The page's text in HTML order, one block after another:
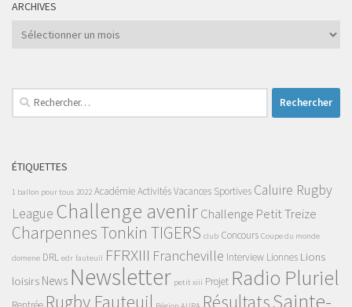
ARCHIVES
Archives
Rechercher :
ÉTIQUETTES
1 ballon pour tous 2022 AcadémieActivités Vacances Sportives Caluire Rugby
League Challenge avenirChallenge Petit Treize
Charpennes Tonkin TIGERS club Concours Coupe du monde
domene DRL edr fauteuil FFRXIII Francheville Interview Lionnes Lions
loisirs News Newsletter petit xiii Projet Radio Pluriel
Rugby Fauteuil RésultatsSainte-